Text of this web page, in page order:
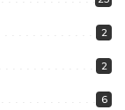
2
2
6